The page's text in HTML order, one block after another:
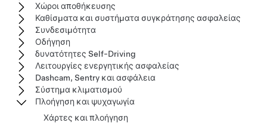
Χώροι αποθήκευσης
Καθίσματα και συστήματα συγκράτησης ασφαλείας
Συνδεσιμότητα
Οδήγηση
δυνατότητες Self-Driving
Λειτουργίες ενεργητικής ασφαλείας
Dashcam, Sentry και ασφάλεια
Σύστημα κλιματισμού
Πλοήγηση και ψυχαγωγία
Χάρτες και πλοήγηση